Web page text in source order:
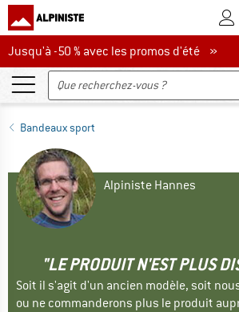
Jusqu'à -50 % avec les promos d'été
Jusqu'à -50 % avec les promos d'été »
Bandeaux sport
Alpiniste Hannes
"LE PRODUIT N'EST PLUS
Soit il s'agit d'un ancien modèle, soit
ou ne commanderons plus le produit